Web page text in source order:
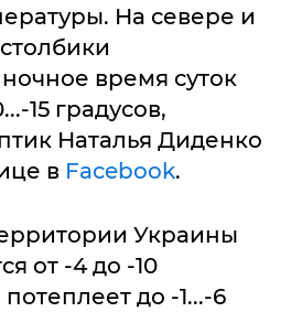
На севере и
время суток
15 градусов,
Наталья Диденко
в Facebook.
Украины
от -4 до -10
до -1...-6